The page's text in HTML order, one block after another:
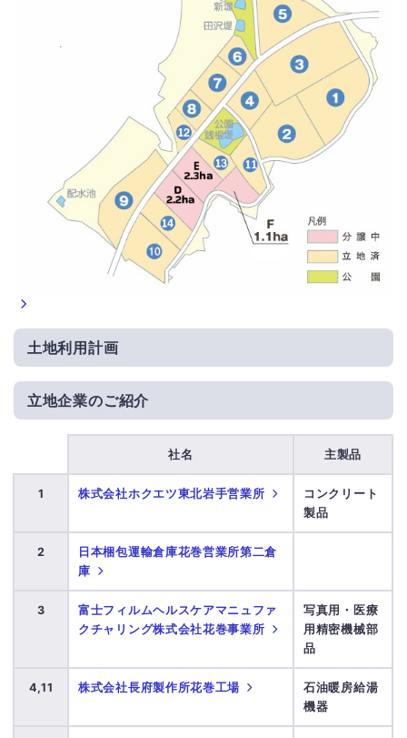
土地利用計画
立地企業のご紹介
社名 主製品
1 株式会社ホクエツ東北岩手営業所
コンクリート
製品
2
日本梱包運輸倉庫花巻営業所第二倉
庫
3
富士フィルムヘルスケアマニュファ
クチャリング株式会社花巻事業所
写真用・医療
用精密機械部
品
4,11 株式会社長府製作所花巻工場
石油暖房給湯
機器